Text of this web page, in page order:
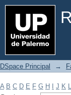
Filtrar por:
DSpace Principal →
A B C D E F G H J K L